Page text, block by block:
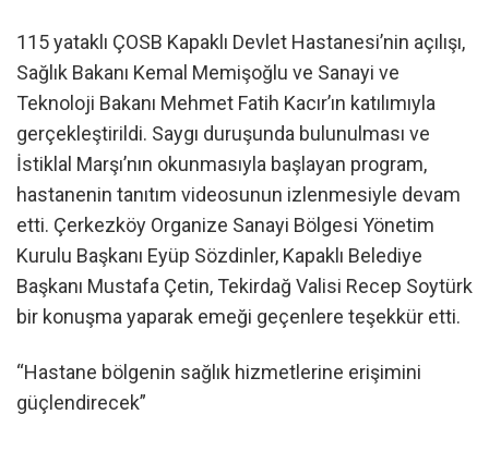
115 yataklı ÇOSB Kapaklı Devlet Hastanesi’nin açılışı,
Sağlık Bakanı Kemal Memişoğlu ve Sanayi ve
Teknoloji Bakanı Mehmet Fatih Kacır’ın katılımıyla
gerçekleştirildi. Saygı duruşunda bulunulması ve
İstiklal Marşı’nın okunmasıyla başlayan program,
hastanenin tanıtım videosunun izlenmesiyle devam
etti. Çerkezköy Organize Sanayi Bölgesi Yönetim
Kurulu Başkanı Eyüp Sözdinler, Kapaklı Belediye
Başkanı Mustafa Çetin, Tekirdağ Valisi Recep Soytürk
bir konuşma yaparak emeği geçenlere teşekkür etti.
“Hastane bölgenin sağlık hizmetlerine erişimini
güçlendirecek”